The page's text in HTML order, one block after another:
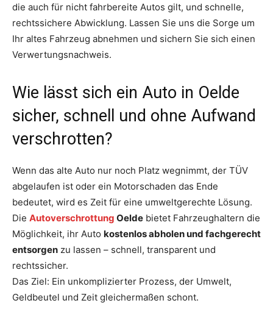
die auch für nicht fahrbereite Autos gilt, und schnelle,
rechtssichere Abwicklung. Lassen Sie uns die Sorge um
Ihr altes Fahrzeug abnehmen und sichern Sie sich einen
Verwertungsnachweis.
Wie lässt sich ein Auto in Oelde
sicher, schnell und ohne Aufwand
verschrotten?
Wenn das alte Auto nur noch Platz wegnimmt, der TÜV
abgelaufen ist oder ein Motorschaden das Ende
bedeutet, wird es Zeit für eine umweltgerechte Lösung.
Die Autoverschrottung Oelde bietet Fahrzeughaltern die
Möglichkeit, ihr Auto kostenlos abholen und fachgerecht
entsorgen zu lassen – schnell, transparent und
rechtssicher.
Das Ziel: Ein unkomplizierter Prozess, der Umwelt,
Geldbeutel und Zeit gleichermaßen schont.